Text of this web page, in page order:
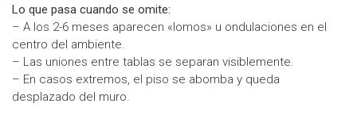
Lo que pasa cuando se omite:
– A los 2-6 meses aparecen «lomos» u ondulaciones en el
centro del ambiente.
– Las uniones entre tablas se separan visiblemente.
– En casos extremos, el piso se abomba y queda
desplazado del muro.